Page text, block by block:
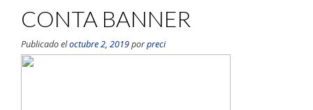
CONTA BANNER
Publicado eloctubre 2, 2019porpreci